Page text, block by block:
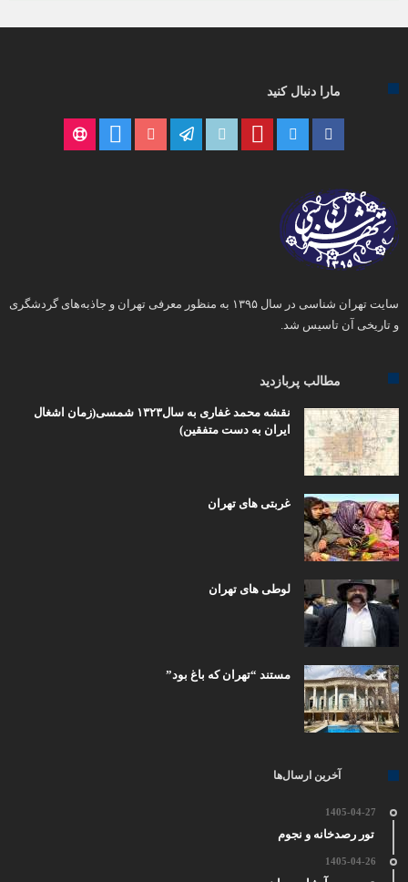
مارا دنبال کنید
سایت تهران شناسی در سال ۱۳۹۵ به منظور معرفی تهران و جاذبه‌های گردشگری
و تاریخی آن تاسیس شد.
مطالب پربازدید
نقشه محمد غفاری به سال۱۳۲۳ شمسی(زمان اشغال
ایران به دست متفقین)
غربتی های تهران
لوطی های تهران
مستند “تهران که باغ بود”
آخرین ارسال‌ها
1405-04-27
تور رصدخانه و نجوم
1405-04-26